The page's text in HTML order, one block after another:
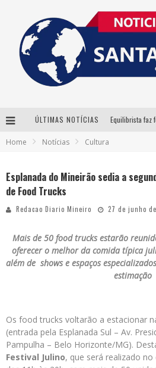
ÚLTIMAS NOTÍCIAS
Home Notícias Cultura
Esplanada do Mineirão sedia a
de Food Trucks
Redacao Diario Mineiro 27 de junho
Mais de 50 food trucks estarão
oferecero melhor da comida típica
além de shows e espaços
estimação
Os food trucks voltarão a estacionar
(entrada pela Esplanada Sul – Av.
Pampulha – Belo Horizonte/MG).
Festival Julino, que será realizado